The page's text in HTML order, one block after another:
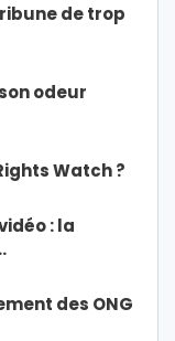
de trop
odeur
Watch ?
: la
des ONG